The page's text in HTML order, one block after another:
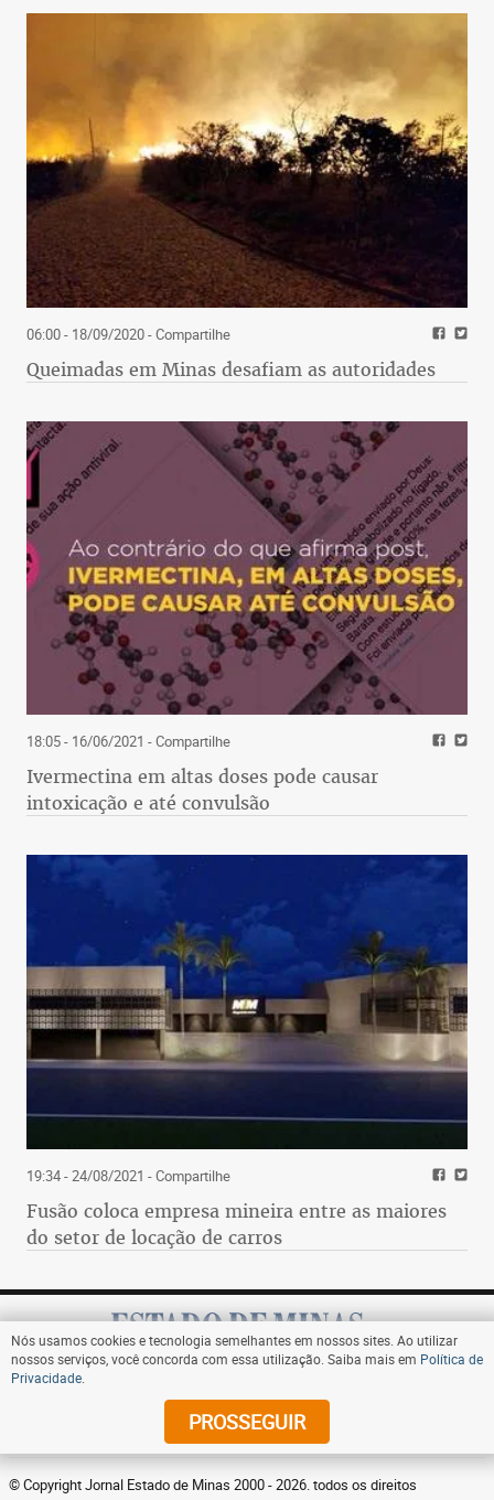
06:00 - 18/09/2020- Compartilhe
Queimadas em Minas desafiam as autoridades
18:05 - 16/06/2021 - Compartilhe
Ivermectina em altas doses pode causar
intoxicação e até convulsão
19:34 - 24/08/2021 - Compartilhe
Fusão coloca empresa mineira entre as maiores
do setor de locação de carros
Assine
© Copyright Jornal Estado de Minas 2000 - 2026. todos os direitos
Nós usamos cookies e tecnologia semelhantes em nossos sites. Ao utilizar
nossos serviços, você concorda com essa utilização. Saiba mais em Política de
Privacidade
PROSSEGUIR